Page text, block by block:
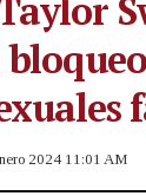
2024 11:01 AM